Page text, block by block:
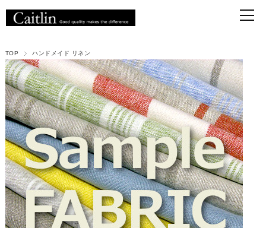
TOP ハンドメイド リネン